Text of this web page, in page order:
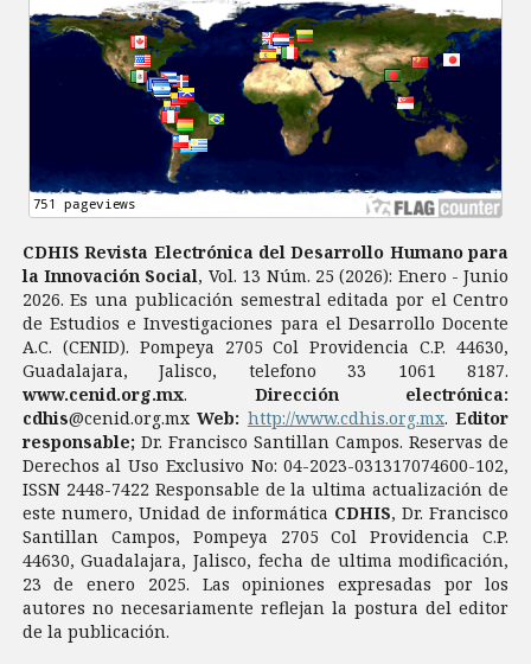
CDHIS Revista Electrónica del Desarrollo Humano para
la Innovación Social, Vol. 13 Núm. 25 (2026): Enero - Junio
2026. Es una publicación semestral editada por el Centro
de Estudios e Investigaciones para el Desarrollo Docente
A.C. (CENID). Pompeya 2705 Col Providencia C.P. 44630,
Guadalajara, Jalisco, telefono 33 1061 8187.
www.cenid.org.mx. Dirección electrónica:
cdhis@cenid.org.mxWeb: http://www.cdhis.org.mx. Editor
responsable;Dr. Francisco Santillan Campos. Reservas de
Derechos al Uso Exclusivo No: 04-2023-031317074600-102,
ISSN 2448-7422 Responsable de la ultima actualización de
este numero, Unidad de informática CDHIS, Dr. Francisco
Santillan Campos, Pompeya 2705 Col Providencia C.P.
44630, Guadalajara, Jalisco, fecha de ultima modificación,
23 de enero 2025. Las opiniones expresadas por los
autores no necesariamente reflejan la postura del editor
de la publicación.